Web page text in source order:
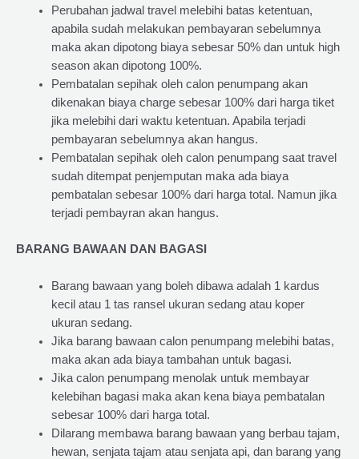
Perubahan jadwal travel melebihi batas ketentuan,
apabila sudah melakukan pembayaran sebelumnya
maka akan dipotong biaya sebesar 50% dan untuk high
season akan dipotong 100%.
Pembatalan sepihak oleh calon penumpang akan
dikenakan biaya charge sebesar 100% dari harga tiket
jika melebihi dari waktu ketentuan. Apabila terjadi
pembayaran sebelumnya akan hangus.
Pembatalan sepihak oleh calon penumpang saat travel
sudah ditempat penjemputan maka ada biaya
pembatalan sebesar 100% dari harga total. Namun jika
terjadi pembayran akan hangus.
BARANG BAWAAN DAN BAGASI
Barang bawaan yang boleh dibawa adalah 1 kardus
kecil atau 1 tas ransel ukuran sedang atau koper
ukuran sedang.
Jika barang bawaan calon penumpang melebihi batas,
maka akan ada biaya tambahan untuk bagasi.
Jika calon penumpang menolak untuk membayar
kelebihan bagasi maka akan kena biaya pembatalan
sebesar 100% dari harga total.
Dilarang membawa barang bawaan yang berbau tajam,
hewan, senjata tajam atau senjata api, dan barang yang